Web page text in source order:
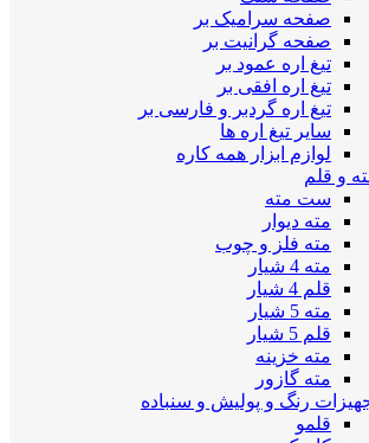
صفحه سرامیک بر
صفحه گرانیت بر
تیغ اره عمود بر
تیغ اره افقی بر
تیغ اره گردبر و فارسی بر
سایر تیغ اره ها
لوازم ابزار همه کاره
و قلم
ست مته
مته دیوار
مته فلز و چوب
مته 4 شیار
قلم 4 شیار
مته 5 شیار
قلم 5 شیار
مته خزینه
مته گازور
رنگ و پولیش و سنباده
قلمو